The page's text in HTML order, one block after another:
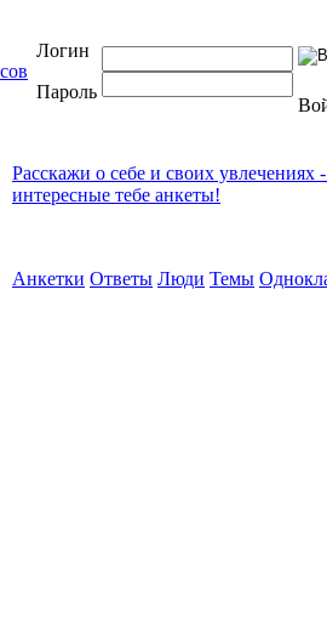
Логин
Пароль
Расскажи о себе и своих увлечениях
интересные тебе анкеты!
Анкетки Ответы Люди Темы